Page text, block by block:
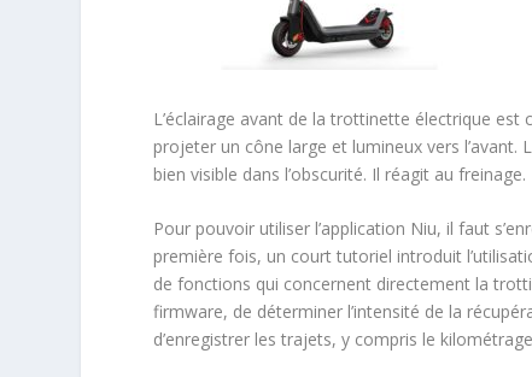
L’éclairage avant de la trottinette électrique
projeter un cône large et lumineux vers
bien visible dans l’obscurité. Il réagit au freinage.
Pour pouvoir utiliser l’application Niu, il faut
première fois, un court tutoriel introduit
de fonctions qui concernent directement la
firmware, de déterminer l’intensité de la
d’enregistrer les trajets, y compris le